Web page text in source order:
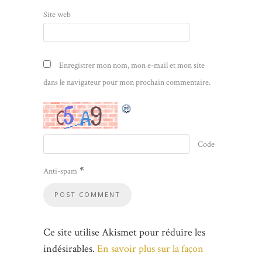
Site web
Enregistrer mon nom, mon e-mail et mon site
dans le navigateur pour mon prochain commentaire.
Code
Anti-spam *
Ce site utilise Akismet pour réduire les
indésirables. En savoir plus sur la façon